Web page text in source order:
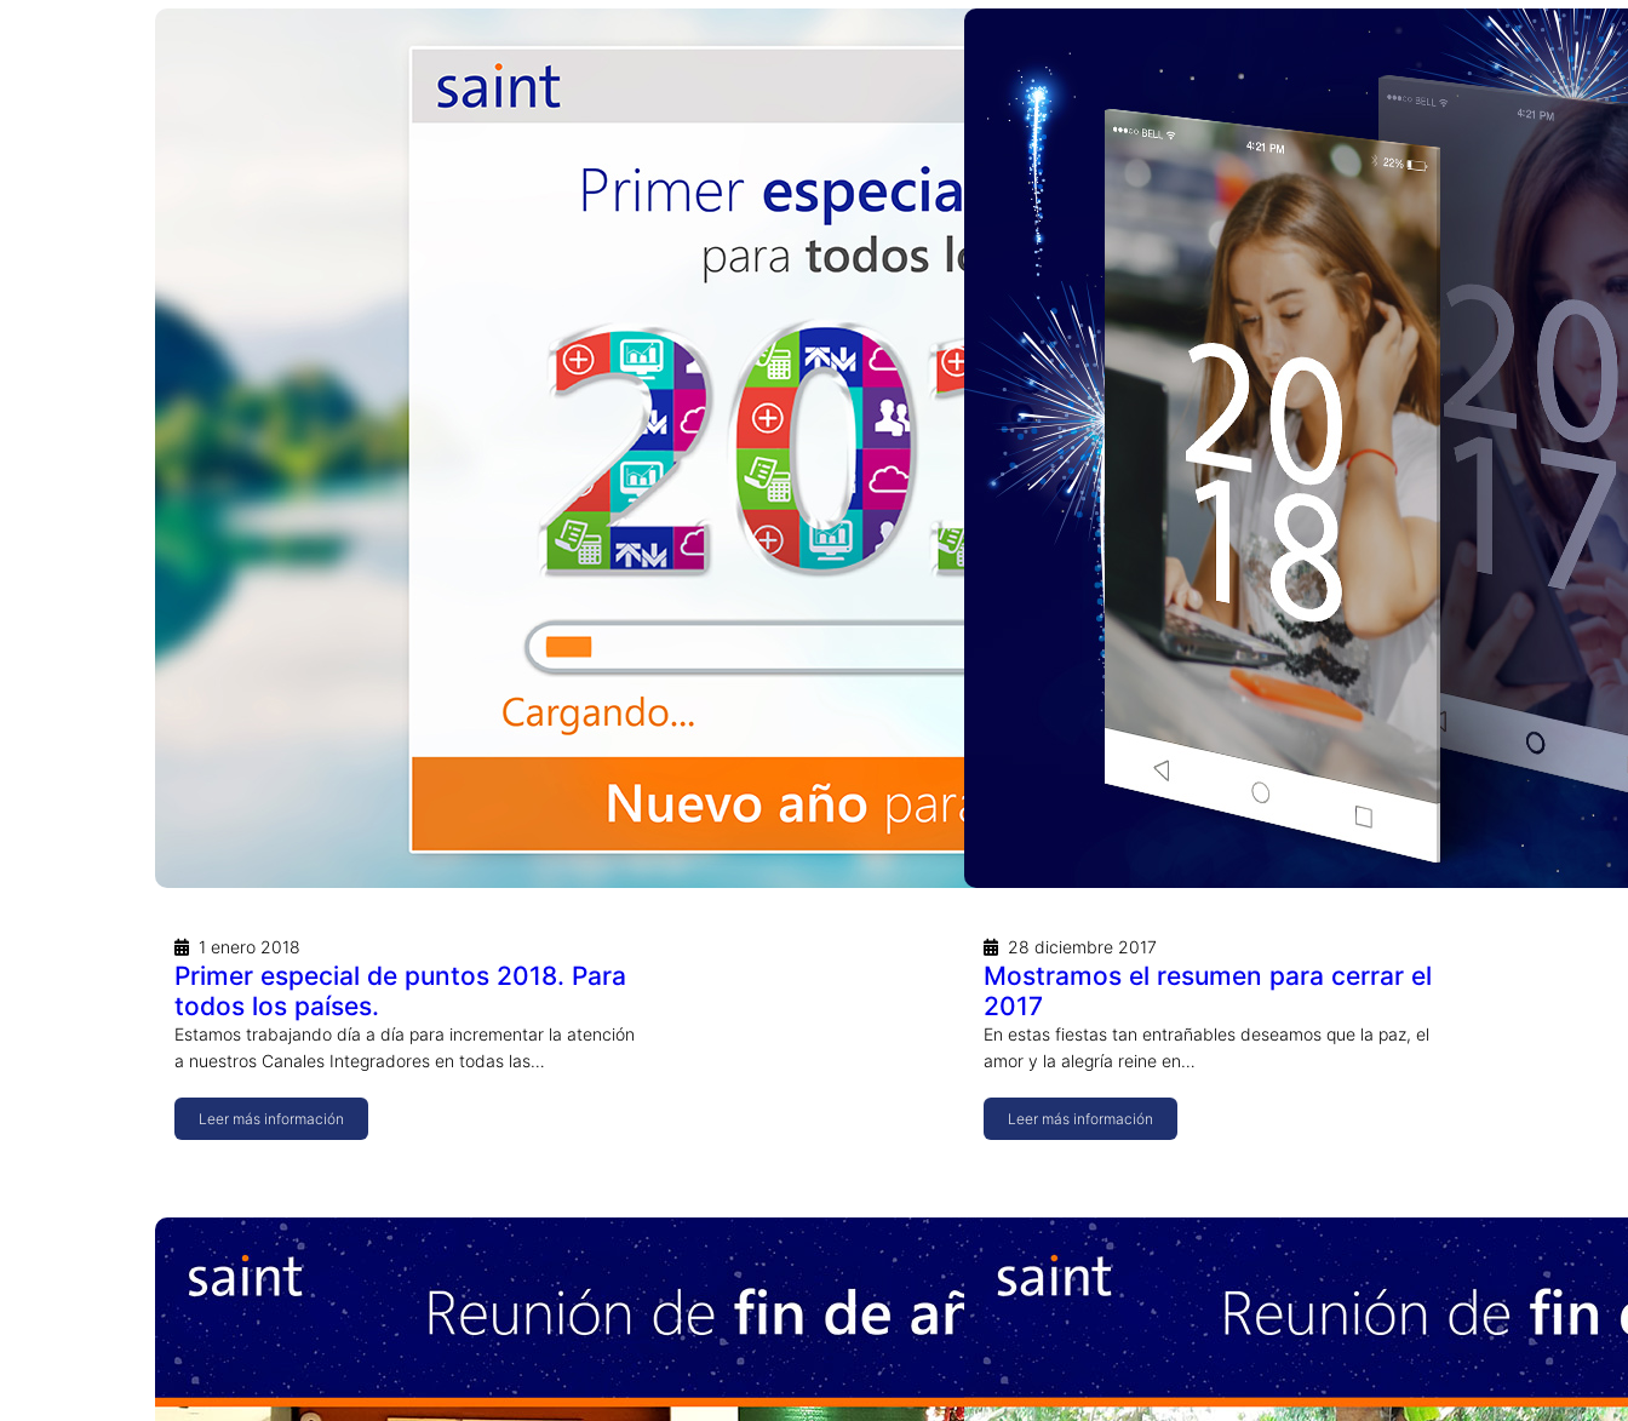
1 enero 2018
Primer especial de puntos 2018. Para
todos los países.
Estamos trabajando día a día para incrementar la atención
a nuestros Canales Integradores en todas las…
Leer más información
28 diciembre 2017
Mostramos el resumen para cerrar el
2017
En estas fiestas tan entrañables deseamos que la paz, el
amor y la alegría reine en…
Leer más información